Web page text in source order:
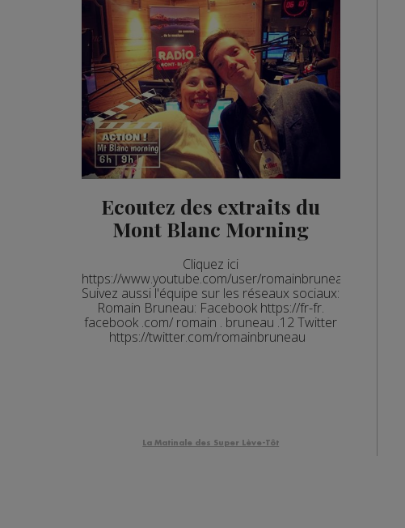
Ecoutez des extraits du
Mont Blanc Morning
Cliquez ici
https://www.youtube.com/user/romainbruneaupro
Suivez aussi l'équipe sur les réseaux sociaux:
Romain Bruneau: Facebook https://fr-fr.
facebook .com/ romain . bruneau .12 Twitter
https://twitter.com/romainbruneau
La Matinale des Super Lève-Tôt